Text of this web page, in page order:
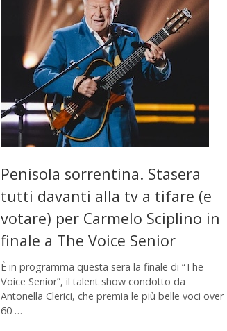
Penisola sorrentina. Stasera
tutti davanti alla tv a tifare (e
votare) per Carmelo Sciplino in
finale a The Voice Senior
È in programma questa sera la finale di “The
Voice Senior”, il talent show condotto da
Antonella Clerici, che premia le più belle voci over
60 …